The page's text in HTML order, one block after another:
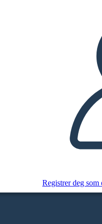
Registrer deg som